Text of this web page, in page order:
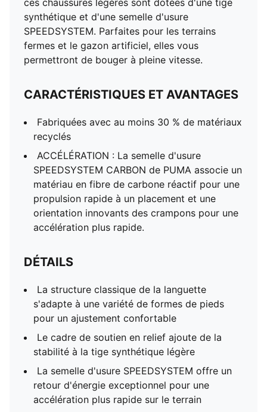
ces chaussures légères sont dotées d'une tige
synthétique et d'une semelle d'usure
SPEEDSYSTEM. Parfaites pour les terrains
fermes et le gazon artificiel, elles vous
permettront de bouger à pleine vitesse.
CARACTÉRISTIQUES ET AVANTAGES
Fabriquées avec au moins 30 % de matériaux
recyclés
ACCÉLÉRATION : La semelle d'usure
SPEEDSYSTEM CARBON de PUMA associe un
matériau en fibre de carbone réactif pour une
propulsion rapide à un placement et une
orientation innovants des crampons pour une
accélération plus rapide.
DÉTAILS
La structure classique de la languette
s'adapte à une variété de formes de pieds
pour un ajustement confortable
Le cadre de soutien en relief ajoute de la
stabilité à la tige synthétique légère
La semelle d'usure SPEEDSYSTEM offre un
retour d'énergie exceptionnel pour une
accélération plus rapide sur le terrain